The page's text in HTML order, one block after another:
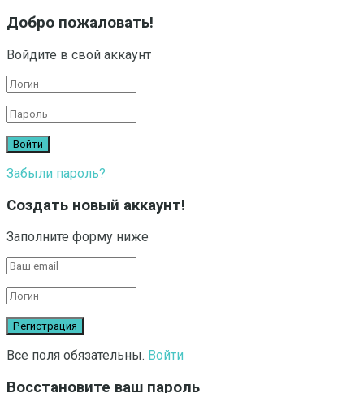
Добро пожаловать!
Войдите в свой аккаунт
Забыли пароль?
Создать новый аккаунт!
Заполните форму ниже
Все поля обязательны. Войти
Восстановите ваш пароль